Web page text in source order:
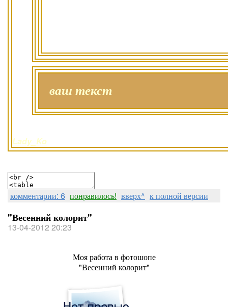
ваш текст
Lady_Ko
комментарии: 6 понравилось! вверх^ к полной версии
"Весенний колорит"
13-04-2012 20:23
Моя работа в фотошопе
"Весенний колорит"